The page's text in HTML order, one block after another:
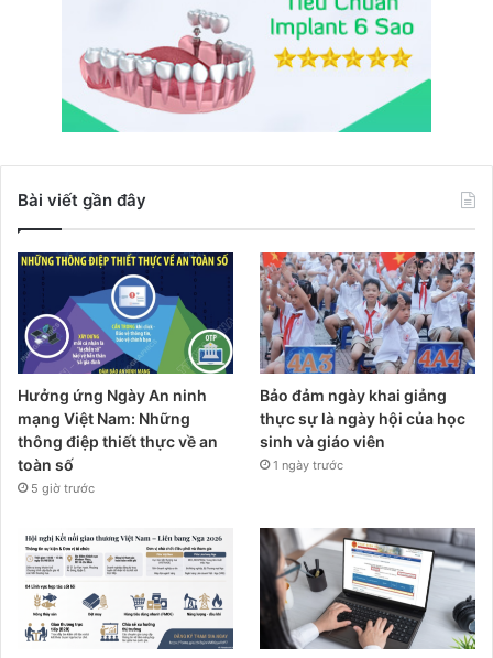
Bài viết gần đây
Hưởng ứng Ngày An ninh
mạng Việt Nam: Những
thông điệp thiết thực về an
toàn số
5 giờ trước
Bảo đảm ngày khai giảng
thực sự là ngày hội của học
sinh và giáo viên
1 ngày trước